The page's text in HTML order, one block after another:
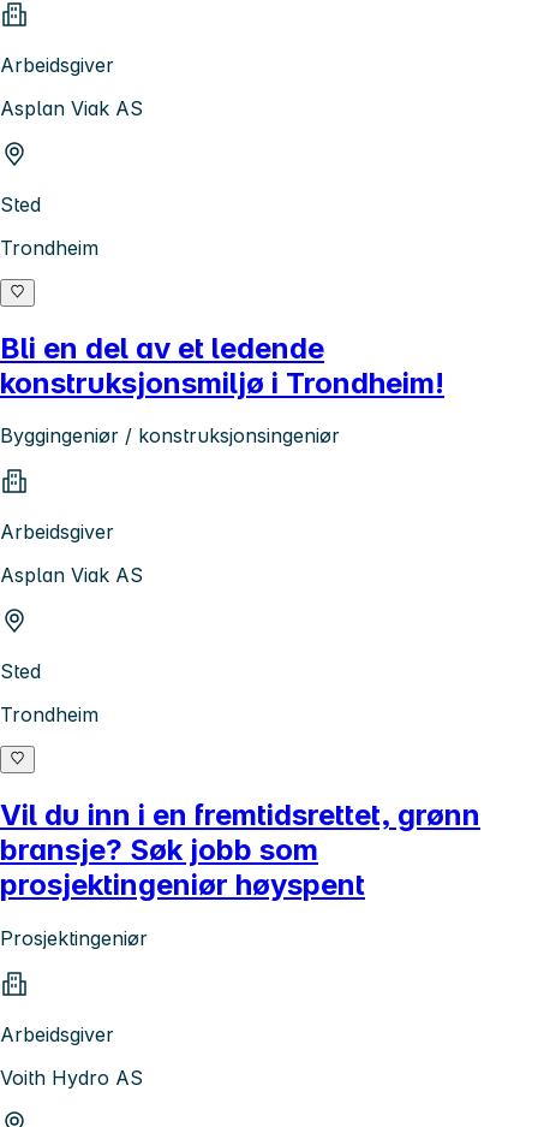
Arbeidsgiver
Asplan Viak AS
Sted
Trondheim
Bli en del av et ledende
konstruksjonsmiljø i Trondheim!
Byggingeniør / konstruksjonsingeniør
Arbeidsgiver
Asplan Viak AS
Sted
Trondheim
Vil du inn i en fremtidsrettet, grønn
bransje? Søk jobb som
prosjektingeniør høyspent
Prosjektingeniør
Arbeidsgiver
Voith Hydro AS